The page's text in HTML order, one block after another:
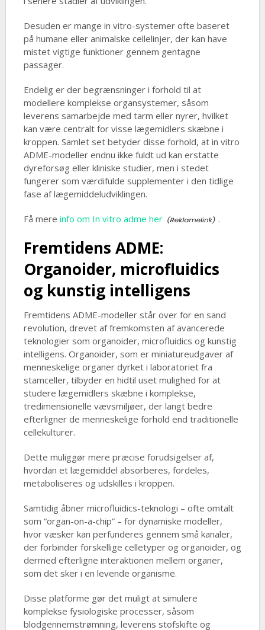
Desuden er mange in vitro-systemer ofte baseret
på humane eller animalske cellelinjer, der kan have
mistet vigtige funktioner gennem gentagne
passager.
Endelig er der begrænsninger i forhold til at
modellere komplekse organsystemer, såsom
leverens samarbejde med tarm eller nyrer, hvilket
kan være centralt for visse lægemidlers skæbne i
kroppen. Samlet set betyder disse forhold, at in vitro
ADME-modeller endnu ikke fuldt ud kan erstatte
dyreforsøg eller kliniske studier, men i stedet
fungerer som værdifulde supplementer i den tidlige
fase af lægemiddeludviklingen.
Få mere info om In vitro adme her .
Fremtidens ADME:
Organoider, microfluidics
og kunstig intelligens
Fremtidens ADME-modeller står over for en sand
revolution, drevet af fremkomsten af avancerede
teknologier som organoider, microfluidics og kunstig
intelligens. Organoider, som er miniatureudgaver af
menneskelige organer dyrket i laboratoriet fra
stamceller, tilbyder en hidtil uset mulighed for at
studere lægemidlers skæbne i komplekse,
tredimensionelle vævsmiljøer, der langt bedre
efterligner de menneskelige forhold end traditionelle
cellekulturer.
Dette muliggør mere præcise forudsigelser af,
hvordan et lægemiddel absorberes, fordeles,
metaboliseres og udskilles i kroppen.
Samtidig åbner microfluidics-teknologi – ofte omtalt
som “organ-on-a-chip” – for dynamiske modeller,
hvor væsker kan perfunderes gennem små kanaler,
der forbinder forskellige celletyper og organoider, og
dermed efterligne interaktionen mellem organer,
som det sker i en levende organisme.
Disse platforme gør det muligt at simulere
komplekse fysiologiske processer, såsom
blodgennemstrømning, leverens stofskifte og